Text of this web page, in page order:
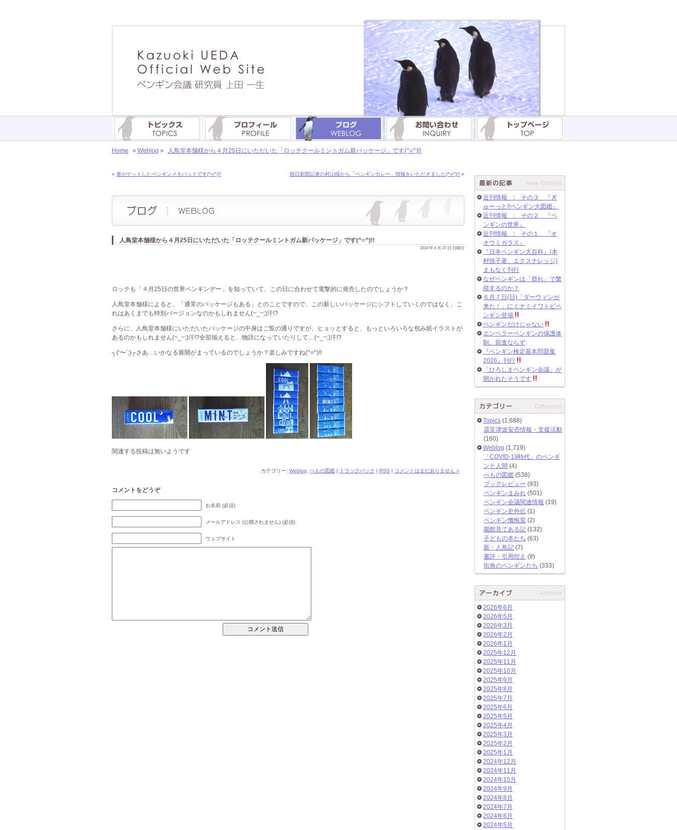
Home » Weblog » 人鳥堂本舗様から４月25日にいただいた「ロッテクールミントガム新パッケージ」です(^○^)!!
« 妻がゲットしたペンギンメモパッドです(^○^)!! 朝日新聞記者の村山様から「ペンギンカレー」情報をいただきました(^○^)!! »
人鳥堂本舗様から４月25日にいただいた「ロッテクールミントガム新パッケージ」です(^○^)!!
2014 年 4 月 27 日 日曜日
ロッテも「４月25日の世界ペンギンデー」を知っていて、この日に合わせて電撃的に発売したのでしょうか？
人鳥堂本舗様によると、「通常のパッケージもある」とのことですので、この新しいパッケージにシフトしていくのではなく、こ
れはあくまでも特別バージョンなのかもしれません(~_~;)汗!?
さらに、人鳥堂本舗様にいただいたパッケージの中身はご覧の通りですが、ヒョッとすると、もっといろいろな包み紙イラストが
あるのかもしれません(~_~;)汗!?全部揃えると…物語になっていたりして…(~_~;)汗!?
┐(‘〜`;)┌さあ…いかなる展開がまっているのでしょうか？楽しみですね(^○^)!!
関連する投稿は無いようです
カテゴリー: Weblog ぺもの図鑑 | トラックバック | RSS | コメントはまだありません »
コメントをどうぞ
お名前 (必須)
メールアドレス (公開されません) (必須)
ウェブサイト
近刊情報 : その３ 『ぎ
ゅーっと!!ペンギン大図鑑』
近刊情報 : その２ 『ペ
ンギンの世界』
近刊情報 : その１ 『オ
オウミガラス』
『日本ペンギン大百科』(木
村悦子著、エクスナレッジ)
まもなく刊行
なぜペンギンは「群れ」で繁
殖するのか？
６月７日(日)「ダーウィンが
来た！」にミナミイワトビペ
ンギン登場
ペンギンだけじゃない
エンペラーペンギンの保護体
制、前進ならず
『ペンギン検定基本問題集
2026』刊行
「ひろしまペンギン会議」が
開かれたそうです
Topics (1,688)
震災津波安否情報・支援活動
(160)
Weblog (1,719)
「COVID-19時代」のペンギ
ンと人間 (4)
ぺもの図鑑 (538)
ブックレビュー (93)
ペンギンまみれ (501)
ペンギン会議関連情報 (19)
ペンギン史外伝 (1)
ペンギン懺悔室 (2)
園館見てある記 (132)
子どもの本たち (63)
新・人鳥記 (7)
書評・引用控え (9)
街角のペンギンたち (333)
2026年6月
2026年5月
2026年3月
2026年2月
2026年1月
2025年12月
2025年11月
2025年10月
2025年9月
2025年8月
2025年7月
2025年6月
2025年5月
2025年4月
2025年3月
2025年2月
2025年1月
2024年12月
2024年11月
2024年10月
2024年9月
2024年8月
2024年7月
2024年6月
2024年5月